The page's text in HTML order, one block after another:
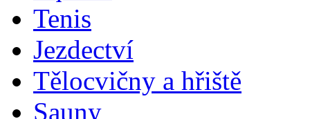
Tenis
Jezdectví
Tělocvičny a hřiště
Sauny